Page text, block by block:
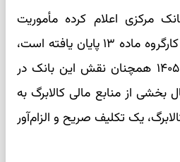
مرکزی اعلام کرده مأموریت
اجرایی دبیرخانه‌ای آن در کارگروه ماده ۱۳ پایان یافته است،
اما مطابق قانون بودجه ۱۴۰۵ همچنان نقش این بانک در
بخشی از منابع مالی کالابرگ به
یک تکلیف صریح و الزام‌آور